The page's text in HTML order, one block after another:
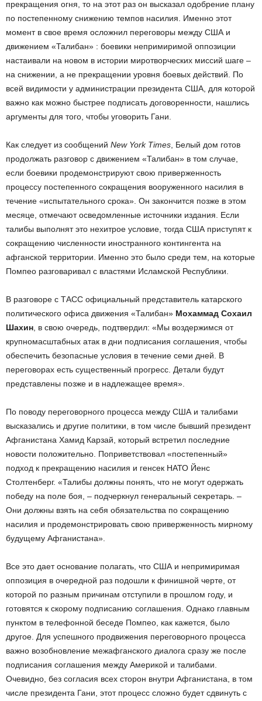
прекращения огня, то на этот раз он высказал одобрение плану
по постепенному снижению темпов насилия. Именно этот
момент в свое время осложнил переговоры между США и
движением «Талибан» : боевики непримиримой оппозиции
настаивали на новом в истории миротворческих миссий шаге –
на снижении, а не прекращении уровня боевых действий. По
всей видимости у администрации президента США, для которой
важно как можно быстрее подписать договоренности, нашлись
аргументы для того, чтобы уговорить Гани.
Как следует из сообщений New York Times , Белый дом готов
продолжать разговор с движением «Талибан» в том случае,
если боевики продемонстрируют свою приверженность
процессу постепенного сокращения вооруженного насилия в
течение «испытательного срока». Он закончится позже в этом
месяце, отмечают осведомленные источники издания. Если
талибы выполнят это нехитрое условие, тогда США приступят к
сокращению численности иностранного контингента на
афганской территории. Именно это было среди тем, на которые
Помпео разговаривал с властями Исламской Республики.
В разговоре с ТАСС официальный представитель катарского
политического офиса движения «Талибан» Мохаммад Сохаил
Шахин , в свою очередь, подтвердил: «Мы воздержимся от
крупномасштабных атак в дни подписания соглашения, чтобы
обеспечить безопасные условия в течение семи дней. В
переговорах есть существенный прогресс. Детали будут
представлены позже и в надлежащее время».
По поводу переговорного процесса между США и талибами
высказались и другие политики, в том числе бывший президент
Афганистана Хамид Карзай, который встретил последние
новости положительно. Поприветствовал «постепенный»
подход к прекращению насилия и генсек НАТО Йенс
Столтенберг. «Талибы должны понять, что не могут одержать
победу на поле боя, – подчеркнул генеральный секретарь. –
Они должны взять на себя обязательства по сокращению
насилия и продемонстрировать свою приверженность мирному
будущему Афганистана».
Все это дает основание полагать, что США и непримиримая
оппозиция в очередной раз подошли к финишной черте, от
которой по разным причинам отступили в прошлом году, и
готовятся к скорому подписанию соглашения. Однако главным
пунктом в телефонной беседе Помпео, как кажется, было
другое. Для успешного продвижения переговорного процесса
важно возобновление межафганского диалога сразу же после
подписания соглашения между Америкой и талибами.
Очевидно, без согласия всех сторон внутри Афганистана, в том
числе президента Гани, этот процесс сложно будет сдвинуть с